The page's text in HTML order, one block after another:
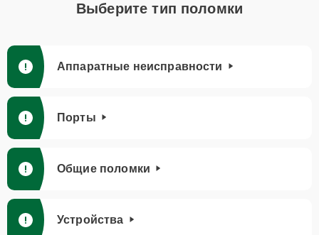
Выберите тип поломки
Аппаратные неисправности
Порты
Общие поломки
Устройства